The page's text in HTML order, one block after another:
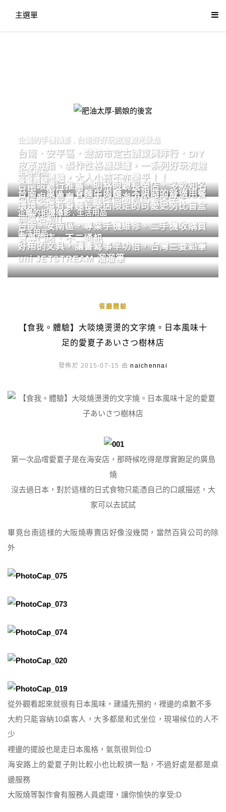
主選單
肥油太厚-鵝娘的後宮
企鵝的手機攝影 台南好好玩旅遊觀光景點
台南．安平區．遊訪市定古蹟東興洋行．DIY
皮革戒指、製作性格糖果罐，一系列好玩有趣
的手作體驗，大人小孩不亦樂乎！！
生活用品
台南眼鏡行推薦．明格眼鏡長榮店．多款知名
品牌眼鏡專賣．掌握時尚潮流配鏡美學。
餐廳體驗
台南．東區．眷麵牛肉麵．不限時的舒適用餐
環境．還有眷麵長榮店限定的可愛史努比盲盒
抽獎活動!!
企鵝的相機攝影,生活用品
台南．安南區．專業手機維修、二手機收購買
賣專門店．不二通訊
生活用品
好用的文具，讓書寫事半功倍，台灣三菱鉛筆
uni JETSTREAM 溜溜筆
餐廳體驗
【食我。體驗】大啖燒燙燙的文字燒。日本風味十
足的愛夏子あいさつ樹林店
發佈於 2015-07-15 由naichennai
第一次品嚐愛夏子是在海安店，那時候吃得是厚實飽足的廣島
燒
沒去過日本，對於這樣的日式食物只能憑自己的口感描述，大
家可以去試試
畢竟台南這樣的大阪燒專賣店好像沒幾間，當然百貨公司的除
外
從外觀看起來就很有日本風味，建議先預約，裡邊的桌數不多
大約只能容納10桌客人，大多都是和式坐位，現場候位的人不
少
裡邊的擺設也是走日本風格，氣氛很到位:D
海安路上的愛夏子則比較小也比較擠一點，不過好處是都是桌
邊服務
大阪燒等製作會有服務人員處理，讓你愉快的享受:D